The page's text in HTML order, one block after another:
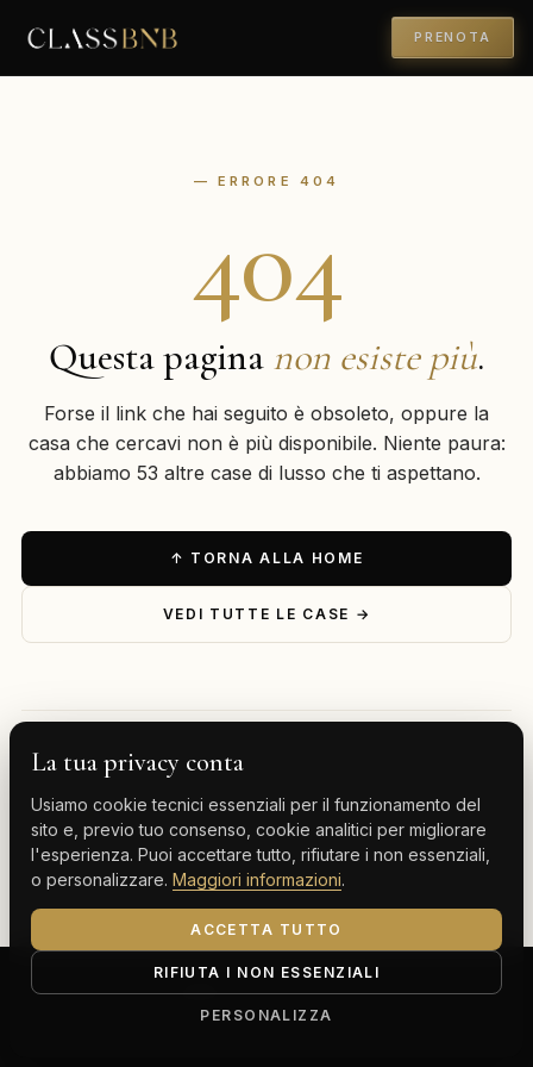
PRENOTA
— ERRORE 404
404
Questa pagina non esiste più.
Forse il link che hai seguito è obsoleto, oppure la
casa che cercavi non è più disponibile. Niente paura:
abbiamo 53 altre case di lusso che ti aspettano.
↑ TORNA ALLA HOME
VEDI TUTTE LE CASE →
— ESPLORA PER DESTINAZIONE
Milano Cervinia Tenerife Gran Canaria
Monte Carlo
Corso Buenos Aires 64, 20124 Milano (MI)
La tua privacy conta
Usiamo cookie tecnici essenziali per il funzionamento del
sito e, previo tuo consenso, cookie analitici per migliorare
l'esperienza. Puoi accettare tutto, rifiutare i non essenziali,
o personalizzare. Maggiori informazioni.
ACCETTA TUTTO
RIFIUTA I NON ESSENZIALI
PERSONALIZZA